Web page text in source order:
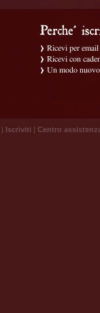
Ricevi per
Ricevi con
Un modo
| Iscriviti | Centro